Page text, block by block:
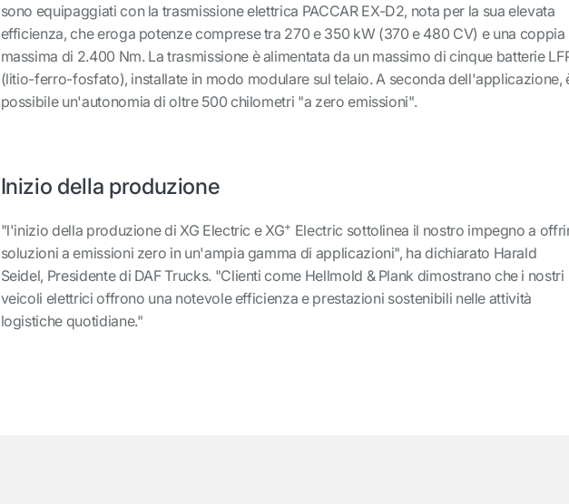
sono equipaggiati con la trasmissione elettrica PACCAR EX-D2, nota per la sua elevata
efficienza, che eroga potenze comprese tra 270 e 350 kW (370 e 480 CV) e una coppia
massima di 2.400 Nm. La trasmissione è alimentata da un massimo di cinque batterie
(litio-ferro-fosfato), installate in modo modulare sul telaio. A seconda dell'applicazione,
possibile un'autonomia di oltre 500 chilometri "a zero emissioni".
Inizio della produzione
"l'inizio della produzione di XG Electric e XG+ Electric sottolinea il nostro impegno a
soluzioni a emissioni zero in un'ampia gamma di applicazioni", ha dichiarato Harald
Seidel, Presidente di DAF Trucks. "Clienti come Hellmold & Plank dimostrano che i nostri
veicoli elettrici offrono una notevole efficienza e prestazioni sostenibili nelle attività
logistiche quotidiane."